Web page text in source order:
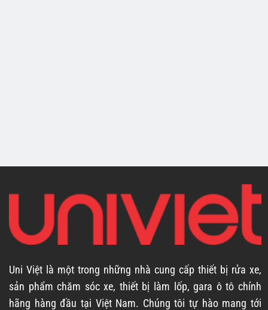
Uni Việt là một trong những nhà cung cấp thiết bị rửa xe,
sản phẩm chăm sóc xe, thiết bị làm lốp, gara ô tô chính
hãng hàng đầu tại Việt Nam. Chúng tôi tự hào mang tới